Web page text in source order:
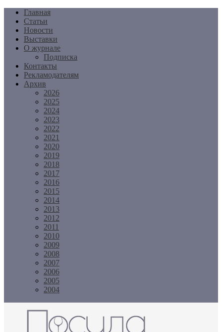
Перейти
содержимому
Главная
Статьи
Новости
Выставки
О журнале
Подписка
Контакты
Рекламодателям
Архив
2026
2025
2024
2023
2022
2021
2020
2019
2018
2017
2016
2015
2014
2013
2012
2011
2010
2009
2008
2007
2006
2005
2004